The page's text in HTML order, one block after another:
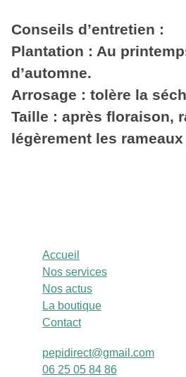
Conseils d’entretien :
Plantation : Au
d’automne.
Arrosage : tolère la
Taille : après floraison,
légèrement les rameaux
pepidirect@gmail.com
06 25 05 84 86
Accueil
Nos services
Nos actus
La boutique
Contact